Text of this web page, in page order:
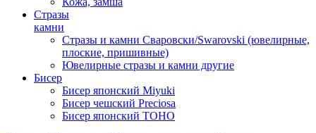
Стразы
камни
Стразы и камни Сваровски/Swarovski (ювелирные,
плоские, пришивные)
Ювелирные стразы и камни другие
Бисер
Бисер японский Miyuki
Бисер чешский Preciosa
Бисер японский TOHO